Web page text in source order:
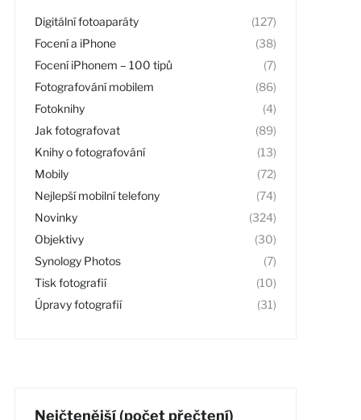
Digitální fotoaparáty
(127)
Focení a iPhone
(38)
Focení iPhonem – 100 tipů
(7)
Fotografování mobilem
(86)
Fotoknihy
(4)
Jak fotografovat
(89)
Knihy o fotografování
(13)
Mobily
(72)
Nejlepší mobilní telefony
(74)
Novinky
(324)
Objektivy
(30)
Synology Photos
(7)
Tisk fotografií
(10)
Úpravy fotografií
(31)
Nejčtenější (počet přečtení)